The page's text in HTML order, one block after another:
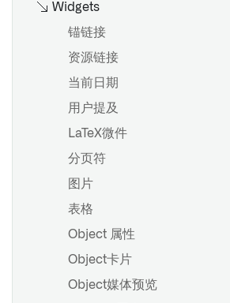
概述
使用表达式面板
语法和支持的函数
数组函数
派生相对日期
窗口函数
优化您的分析
Contour中的非确定性
Contour中的时区
导入关联对象
钻取对象集
使用图表选择深入分析对象
概述
从对象集创建时间序列
可视化时间序列
变换时间序列
时间序列聚合
时间和数值范围
预测时间序列
概述
Code Workbook 配置文件
查看已解析的环境
批量搭建和交互式搭建
环境创建概述
会话历史记录和会话固定
故障排除指南
概述
入门指南
合并分支
Widgets
锚链接
资源链接
当前日期
用户提及
LaTeX微件
分页符
图片
表格
Object 属性
Object卡片
Object媒体预览